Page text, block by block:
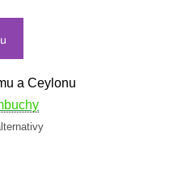
a Ceylonu